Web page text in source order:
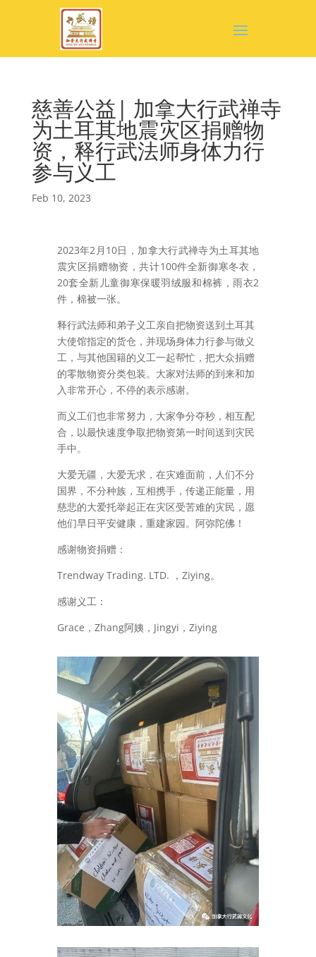
慈善公益| 加拿大行武禅寺
为土耳其地震灾区捐赠物
资，释行武法师身体力行
参与义工
Feb 10, 2023
2023年2月10日，加拿大行武禅寺为土耳其地
震灾区捐赠物资，共计100件全新御寒冬衣，
20套全新儿童御寒保暖羽绒服和棉裤，雨衣2
件，棉被一张。
释行武法师和弟子义工亲自把物资送到土耳其
大使馆指定的货仓，并现场身体力行参与做义
工，与其他国籍的义工一起帮忙，把大众捐赠
的零散物资分类包装。 大家对法师的到来和加
入非常开心，不停的表示感谢。
而义工们也非常努力，大家争分夺秒，相互配
合，以最快速度争取把物资第一时间送到灾民
手中。
大爱无疆，大爱无求，在灾难面前，人们不分
国界，不分种族，互相携手，传递正能量，用
慈悲的大爱托举起正在灾区受苦难的灾民，愿
他们早日平安健康，重建家园。阿弥陀佛！
感谢物资捐赠：
Trendway Trading. LTD. ，Ziying。
感谢义工：
Grace，Zhang阿姨，Jingyi，Ziying